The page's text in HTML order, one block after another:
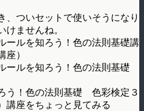
、ついセットで使いそうになり
けませんね。
ールを知ろう！色の法則基礎講
）
ールを知ろう！色の法則基礎
う！色の法則基礎 色彩検定３
講座をちょっと見てみる